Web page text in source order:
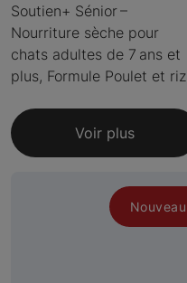
Soutien+ Sénior –
Nourriture sèche pour
chats adultes de 7 ans et
plus, Formule Poulet et riz
Voir plus
Nouveau